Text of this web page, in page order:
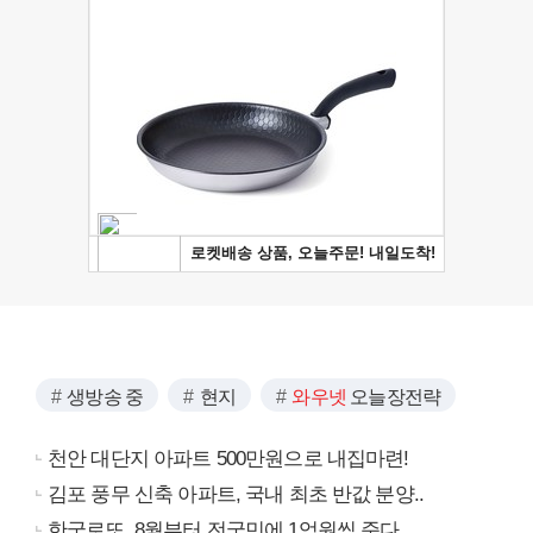
생방송 중 현지 와우넷 오늘장전략
천안 대단지 아파트 500만원으로 내집마련!
김포 풍무 신축 아파트, 국내 최초 반값 분양..